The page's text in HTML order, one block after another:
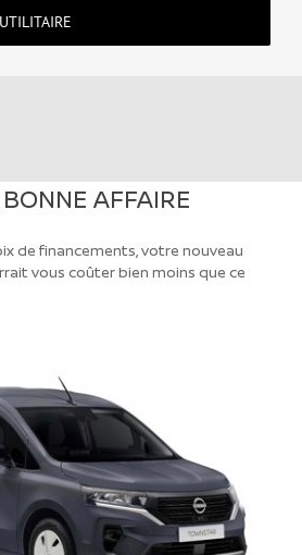
AFFAIRE
de financements, votre nouveau
vous coûter bien moins que ce